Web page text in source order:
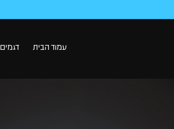
עמוד הבית דגמים